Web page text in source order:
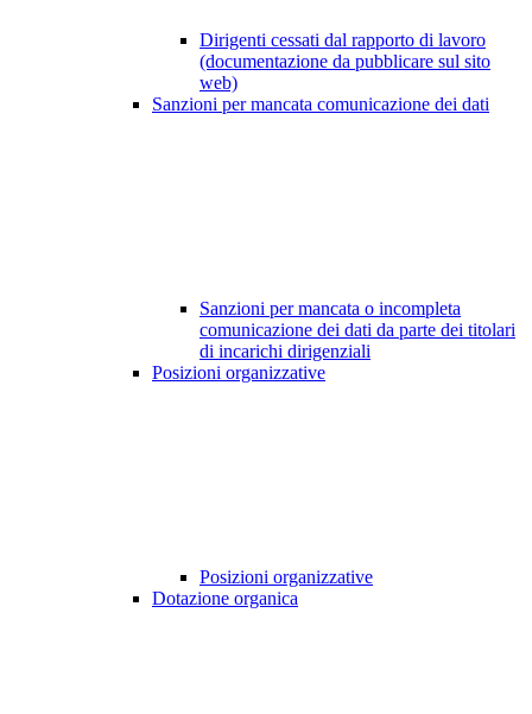
Dirigenti cessati dal rapporto di lavoro
(documentazione da pubblicare sul sito
web)
Sanzioni per mancata comunicazione dei dati
Sanzioni per mancata o incompleta
comunicazione dei dati da parte dei titolari
di incarichi dirigenziali
Posizioni organizzative
Posizioni organizzative
Dotazione organica